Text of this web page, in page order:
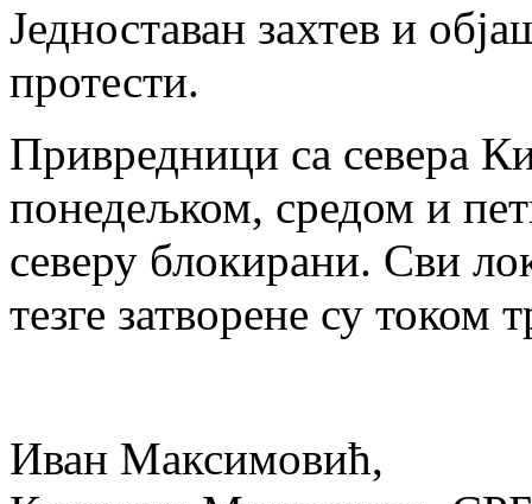
Једноставан захтев и
протести.
Привредници са севера
понедељком, средом и
северу блокирани. Сви
тезге затворене су током
Иван Максимовић,